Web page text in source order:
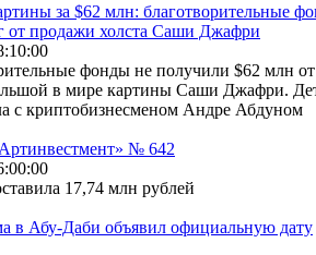
за $62 млн: благотворительные
от продажи холста Саши Джафри
фонды не получили $62 млн от
в мире картины Саши Джафри.
с криптобизнесменом Андре Абдуном
№ 642
17,74 млн рублей
в Абу-Даби объявил официальную дату